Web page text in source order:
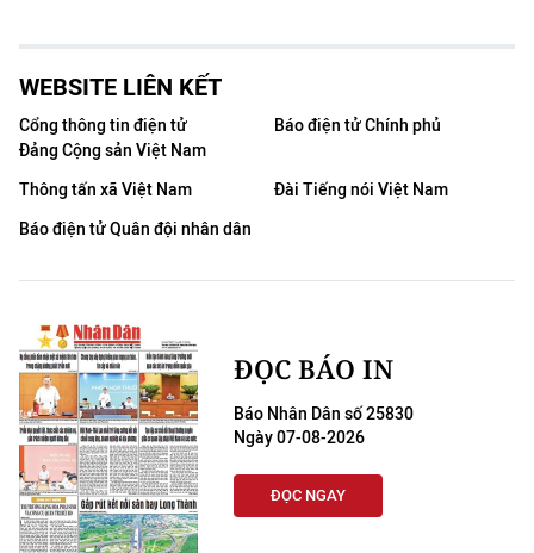
WEBSITE LIÊN KẾT
Cổng thông tin điện tử
Đảng Cộng sản Việt Nam
Báo điện tử Chính phủ
Thông tấn xã Việt Nam
Đài Tiếng nói Việt Nam
Báo điện tử Quân đội nhân dân
ĐỌC BÁO IN
Báo Nhân Dân số 25830
Ngày 07-08-2026
ĐỌC NGAY